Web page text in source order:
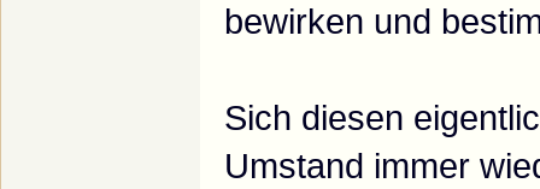
bewirken und
Sich diesen
Umstand immer